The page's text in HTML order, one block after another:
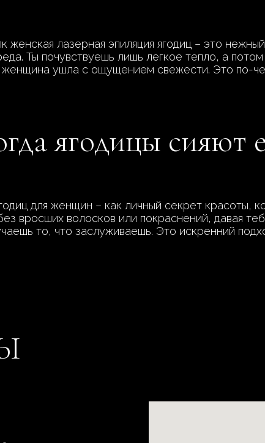
лазерная эпиляция ягодиц – это
Ты почувствуешь лишь легкое тепло, а
женщина ушла с ощущением свежести. Это по-
ягодицы сияют
для женщин – как личный секрет красоты,
вросших волосков или покраснений, давая
то, что заслуживаешь. Это искренний